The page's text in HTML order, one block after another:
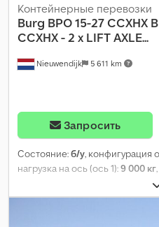
Nieuwendijk 5 611 km
Контейнерные перевозки
Burg BPO 15-27 CCXHX
CCXHX - 2 x LIFT AXLE...
Запросить
Состояние:б/у, конфигурация
нагрузка на ось (ось 1):9 000 кг
, допустимая
первая регистрация:04/2006,